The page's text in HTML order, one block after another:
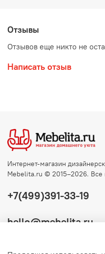
Отзывы
Отзывов еще никто не
Написать отзыв
+7(499)391-33-19
hello@mebelita.ru
Интернет-магазин
Mebelita.ru © 2015–2026.